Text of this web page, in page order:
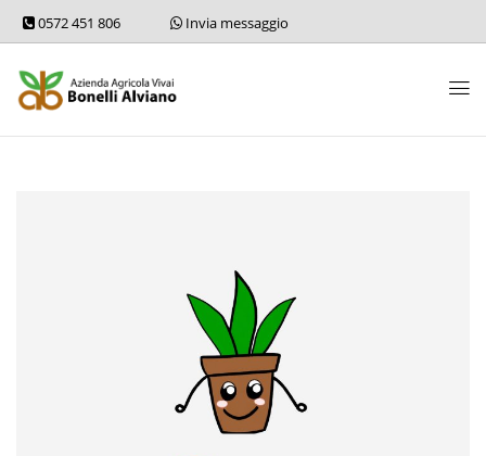
0572 451 806 Invia messaggio